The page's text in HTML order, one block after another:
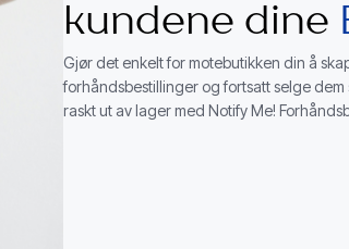
kundene dine
Gjør det enkelt for motebutikken din å
forhåndsbestillinger og fortsatt selge
raskt ut av lager med Notify Me!